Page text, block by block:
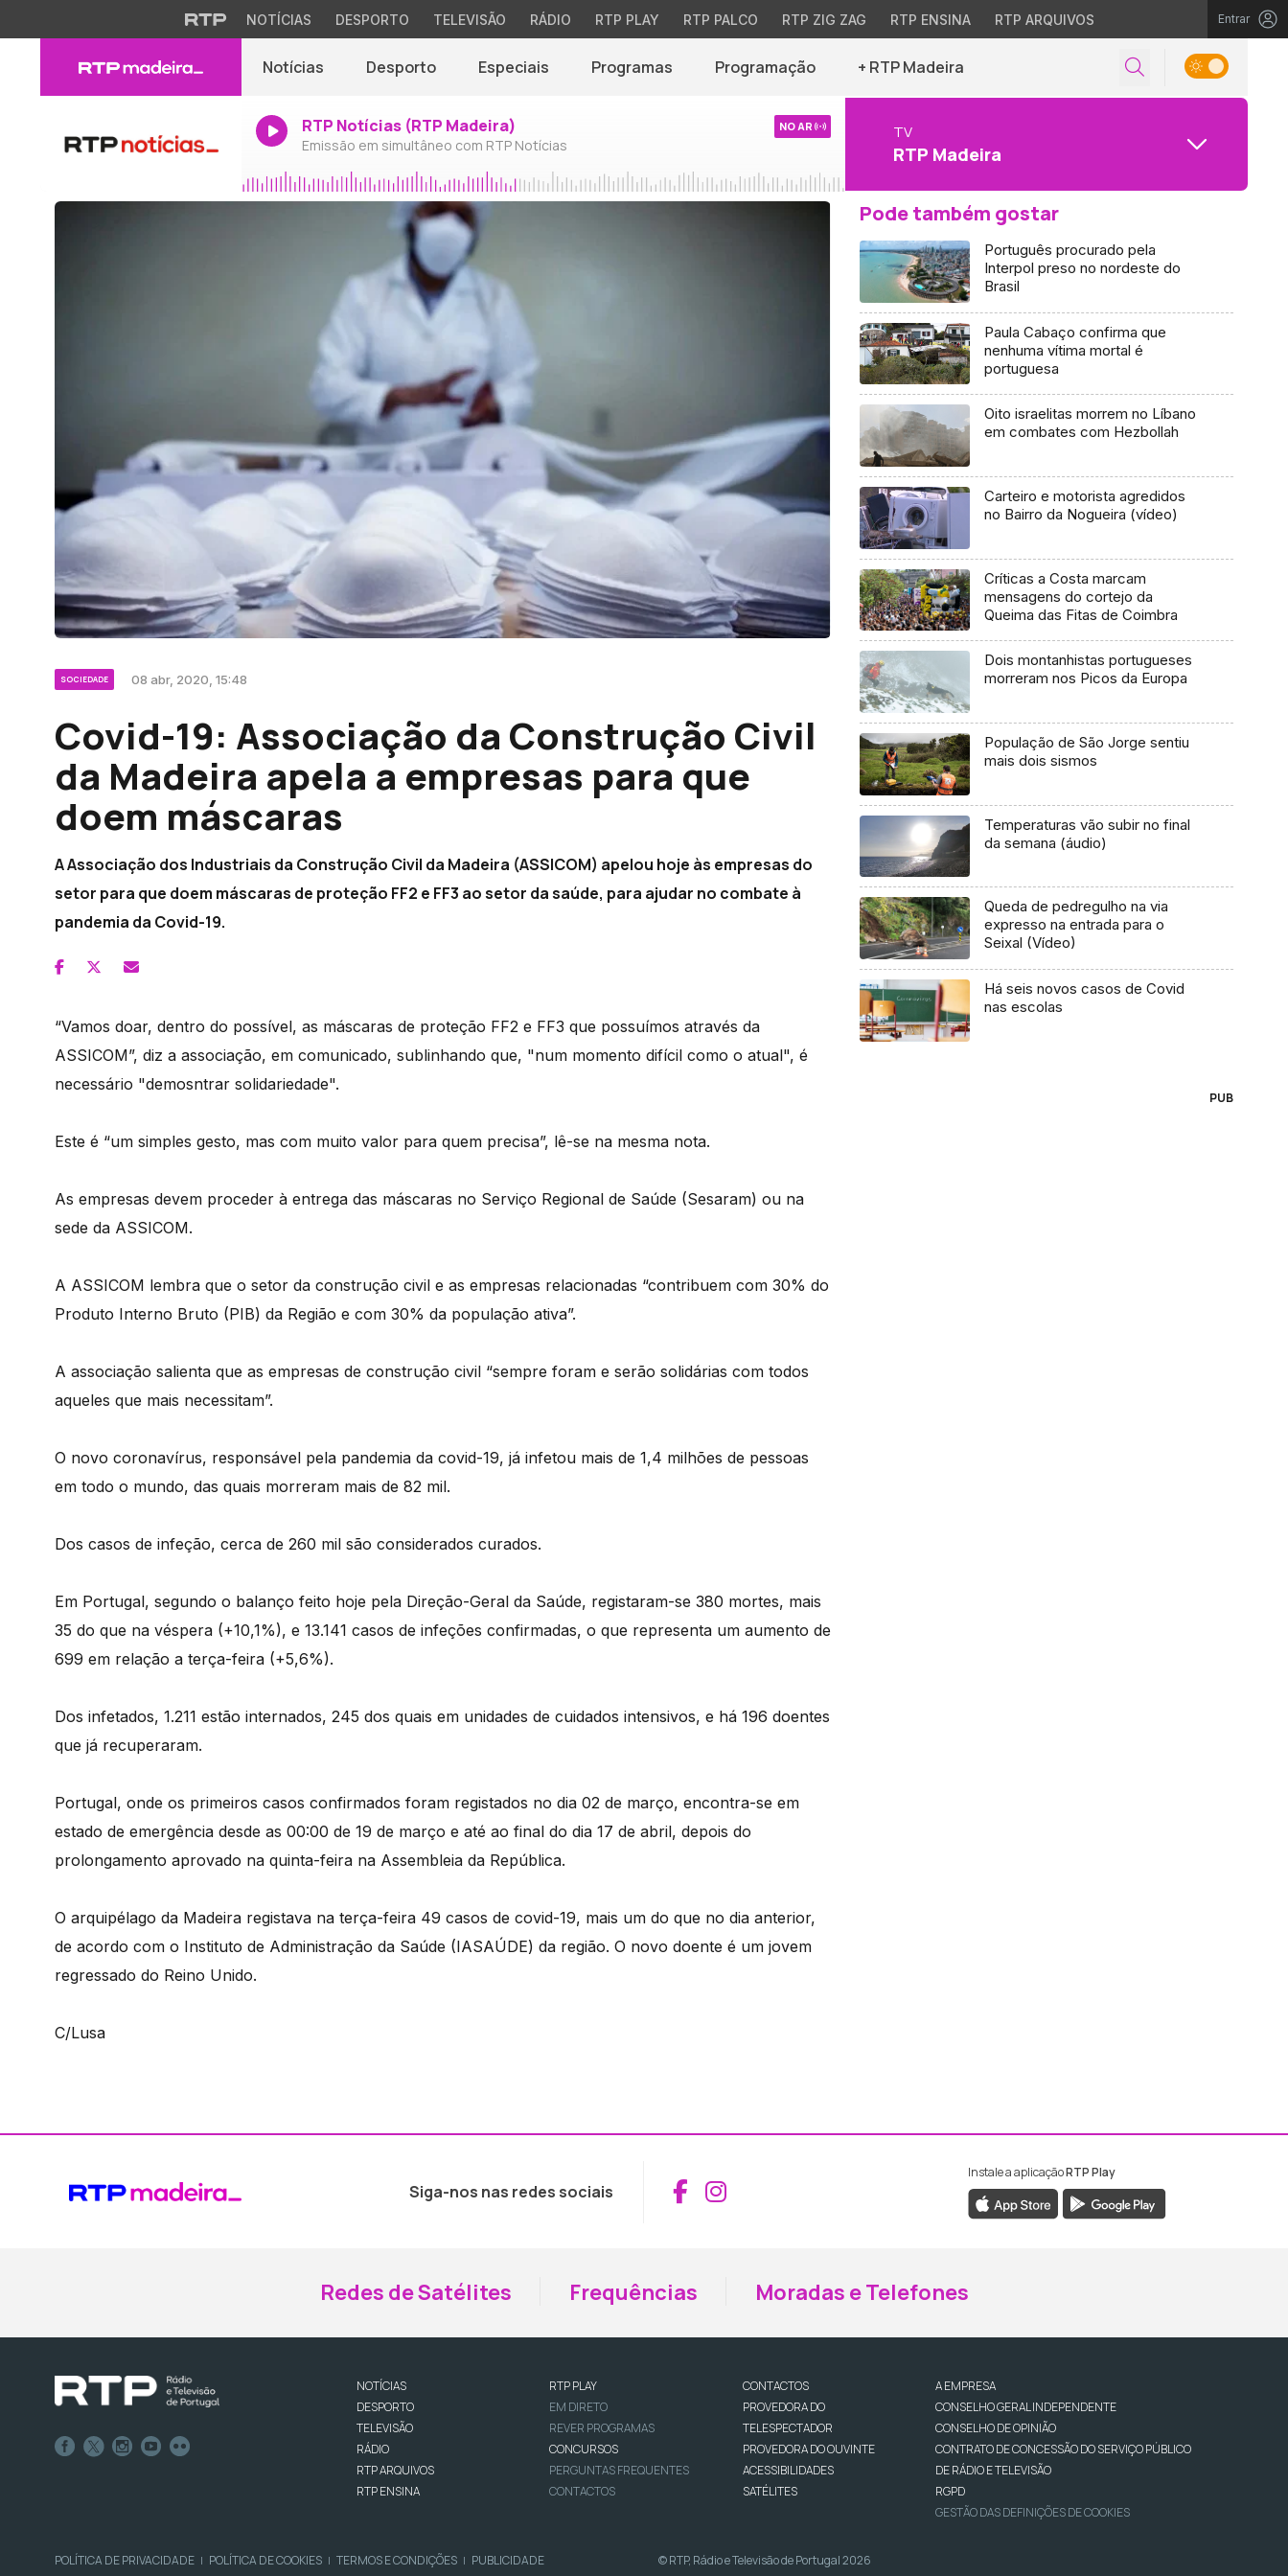
NOTÍCIAS DESPORTO TELEVISÃO RÁDIO RTP PLAY RTP PALCO RTP ZIG ZAG RTP ENSINA RTP ARQUIVOS Entrar
Notícias Desporto Especiais Programas Programação + RTP Madeira
RTP Notícias (RTP Madeira)
Emissão em simultâneo com RTP Notícias
NO AR TV
RTP Madeira
SOCIEDADE 08 abr, 2020, 15:48
Covid-19: Associação da Construção Civil
da Madeira apela a empresas para que
doem máscaras
A Associação dos Industriais da Construção Civil da Madeira (ASSICOM) apelou hoje às empresas do
setor para que doem máscaras de proteção FF2 e FF3 ao setor da saúde, para ajudar no combate à
pandemia da Covid-19.
“Vamos doar, dentro do possível, as máscaras de proteção FF2 e FF3 que possuímos através da
ASSICOM”, diz a associação, em comunicado, sublinhando que, "num momento difícil como o atual", é
necessário "demosntrar solidariedade".
Este é “um simples gesto, mas com muito valor para quem precisa”, lê-se na mesma nota.
As empresas devem proceder à entrega das máscaras no Serviço Regional de Saúde (Sesaram) ou na
sede da ASSICOM.
A ASSICOM lembra que o setor da construção civil e as empresas relacionadas “contribuem com 30% do
Produto Interno Bruto (PIB) da Região e com 30% da população ativa”.
A associação salienta que as empresas de construção civil “sempre foram e serão solidárias com todos
aqueles que mais necessitam”.
O novo coronavírus, responsável pela pandemia da covid-19, já infetou mais de 1,4 milhões de pessoas
em todo o mundo, das quais morreram mais de 82 mil.
Dos casos de infeção, cerca de 260 mil são considerados curados.
Em Portugal, segundo o balanço feito hoje pela Direção-Geral da Saúde, registaram-se 380 mortes, mais
35 do que na véspera (+10,1%), e 13.141 casos de infeções confirmadas, o que representa um aumento de
699 em relação a terça-feira (+5,6%).
Dos infetados, 1.211 estão internados, 245 dos quais em unidades de cuidados intensivos, e há 196 doentes
que já recuperaram.
Portugal, onde os primeiros casos confirmados foram registados no dia 02 de março, encontra-se em
estado de emergência desde as 00:00 de 19 de março e até ao final do dia 17 de abril, depois do
prolongamento aprovado na quinta-feira na Assembleia da República.
O arquipélago da Madeira registava na terça-feira 49 casos de covid-19, mais um do que no dia anterior,
de acordo com o Instituto de Administração da Saúde (IASAÚDE) da região. O novo doente é um jovem
regressado do Reino Unido.
C/Lusa
Pode também gostar
Português procurado pela
Interpol preso no nordeste do
Brasil
Paula Cabaço confirma que
nenhuma vítima mortal é
portuguesa
Oito israelitas morrem no Líbano
em combates com Hezbollah
Carteiro e motorista agredidos
no Bairro da Nogueira (vídeo)
Críticas a Costa marcam
mensagens do cortejo da
Queima das Fitas de Coimbra
Dois montanhistas portugueses
morreram nos Picos da Europa
População de São Jorge sentiu
mais dois sismos
Temperaturas vão subir no final
da semana (áudio)
Queda de pedregulho na via
expresso na entrada para o
Seixal (Vídeo)
Há seis novos casos de Covid
nas escolas
PUB
Siga-nos nas redes sociais Aceder ao Facebook da RTP Madeira
Aceder ao Instagram da RTP Madeira
Instale a aplicaçãoRTP Play
Redes de Satélites Frequências Moradas e Telefones
NOTÍCIAS
DESPORTO
TELEVISÃO
RÁDIO
RTP ARQUIVOS
RTP ENSINA
RTP PLAY
EM DIRETO
REVER PROGRAMAS
CONCURSOS
PERGUNTAS FREQUENTES
CONTACTOS
CONTACTOS
PROVEDORA DO
TELESPECTADOR
PROVEDORA DO OUVINTE
ACESSIBILIDADES
SATÉLITES
A EMPRESA
CONSELHO GERAL INDEPENDENTE
CONSELHO DE OPINIÃO
CONTRATO DE CONCESSÃO DO SERVIÇO PÚBLICO
DE RÁDIO E TELEVISÃO
RGPD
GESTÃO DAS DEFINIÇÕES DE COOKIES
POLÍTICA DE PRIVACIDADE | POLÍTICA DE COOKIES | TERMOS E CONDIÇÕES | PUBLICIDADE © RTP, Rádio e Televisão de Portugal 2026